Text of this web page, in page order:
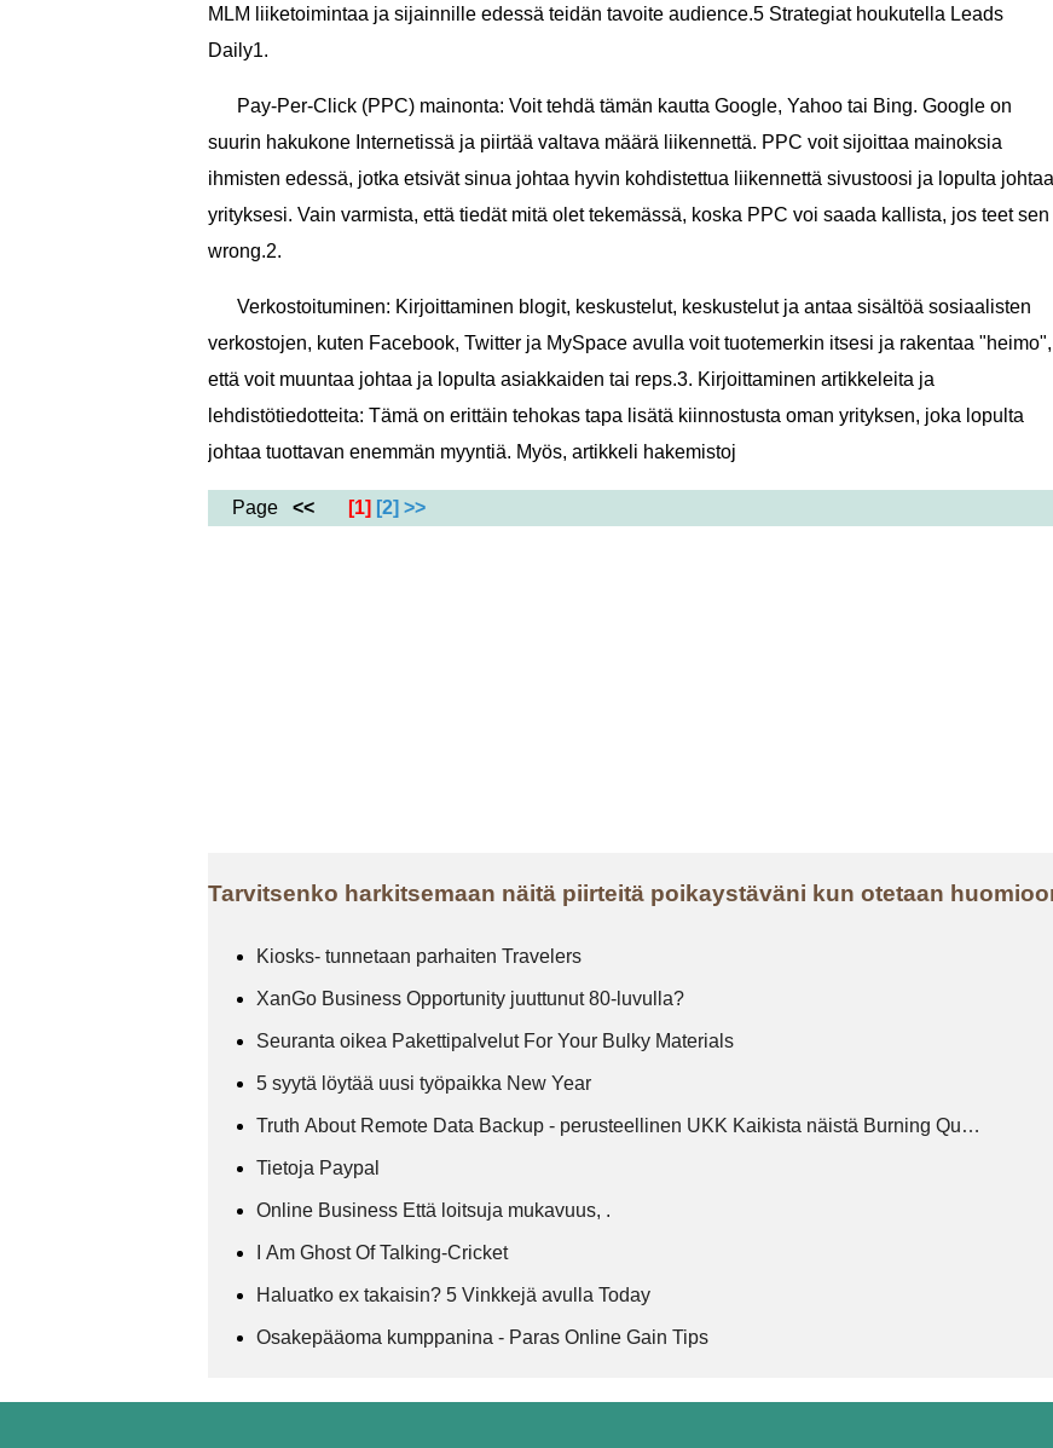
MLM liiketoimintaa ja sijainnille edessä teidän tavoite audience.5 Strategiat houkutella Leads
Daily1.
Pay-Per-Click (PPC) mainonta: Voit tehdä tämän kautta Google, Yahoo tai Bing. Google on
suurin hakukone Internetissä ja piirtää valtava määrä liikennettä. PPC voit sijoittaa mainoksia
ihmisten edessä, jotka etsivät sinua johtaa hyvin kohdistettua liikennettä sivustoosi ja lopulta johtaa
yrityksesi. Vain varmista, että tiedät mitä olet tekemässä, koska PPC voi saada kallista, jos teet sen
wrong.2.
Verkostoituminen: Kirjoittaminen blogit, keskustelut, keskustelut ja antaa sisältöä sosiaalisten
verkostojen, kuten Facebook, Twitter ja MySpace avulla voit tuotemerkin itsesi ja rakentaa "heimo",
että voit muuntaa johtaa ja lopulta asiakkaiden tai reps.3. Kirjoittaminen artikkeleita ja
lehdistötiedotteita: Tämä on erittäin tehokas tapa lisätä kiinnostusta oman yrityksen, joka lopulta
johtaa tuottavan enemmän myyntiä. Myös, artikkeli hakemistoj
Page << [1] [2] >>
Tarvitsenko harkitsemaan näitä piirteitä poikaystäväni kun otetaan
Kiosks- tunnetaan parhaiten Travelers
XanGo Business Opportunity juuttunut 80-luvulla?
Seuranta oikea Pakettipalvelut For Your Bulky Materials
5 syytä löytää uusi työpaikka New Year
Truth About Remote Data Backup - perusteellinen UKK Kaikista näistä Burning Qu…
Tietoja Paypal
Online Business Että loitsuja mukavuus, .
I Am Ghost Of Talking-Cricket
Haluatko ex takaisin? 5 Vinkkejä avulla Today
Osakepääoma kumppanina - Paras Online Gain Tips